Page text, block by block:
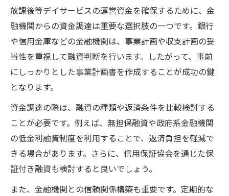
放課後等デイサービスの運営資金を確保するために、金
融機関からの資金調達は重要な選択肢の一つです。銀行
や信用金庫などの金融機関は、事業計画や収支計画の妥
当性を重視して融資判断を行います。したがって、事前
にしっかりとした事業計画書を作成することが成功の鍵
となります。
資金調達の際は、融資の種類や返済条件を比較検討する
ことが必要です。例えば、無担保融資や政府系金融機関
の低金利融資制度を利用することで、返済負担を軽減で
きる場合があります。さらに、信用保証協会を通じた保
証付き融資も検討すると良いでしょう。
また、金融機関との信頼関係構築も重要です。定期的な